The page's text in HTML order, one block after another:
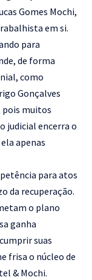
Gomes Mochi,
em si.
para
de forma
como
Gonçalves
pois muitos
judicial encerra o
apenas
para atos
da recuperação.
o plano
ganha
suas
frisa o núcleo de
& Mochi.